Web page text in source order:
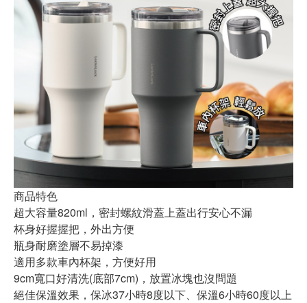
商品特色
超大容量820ml，密封螺紋滑蓋上蓋出行安心不漏
杯身好握握把，外出方便
瓶身耐磨塗層不易掉漆
適用多款車內杯架，方便好用
9cm寬口好清洗(底部7cm)，放置冰塊也沒問題
絕佳保溫效果，保冰37小時8度以下、保溫6小時60度以上